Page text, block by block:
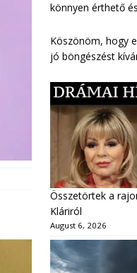
könnyen érthető
Köszönöm, hogy
jó böngészést
Összetörtek a
Kláriról
August 6, 2026